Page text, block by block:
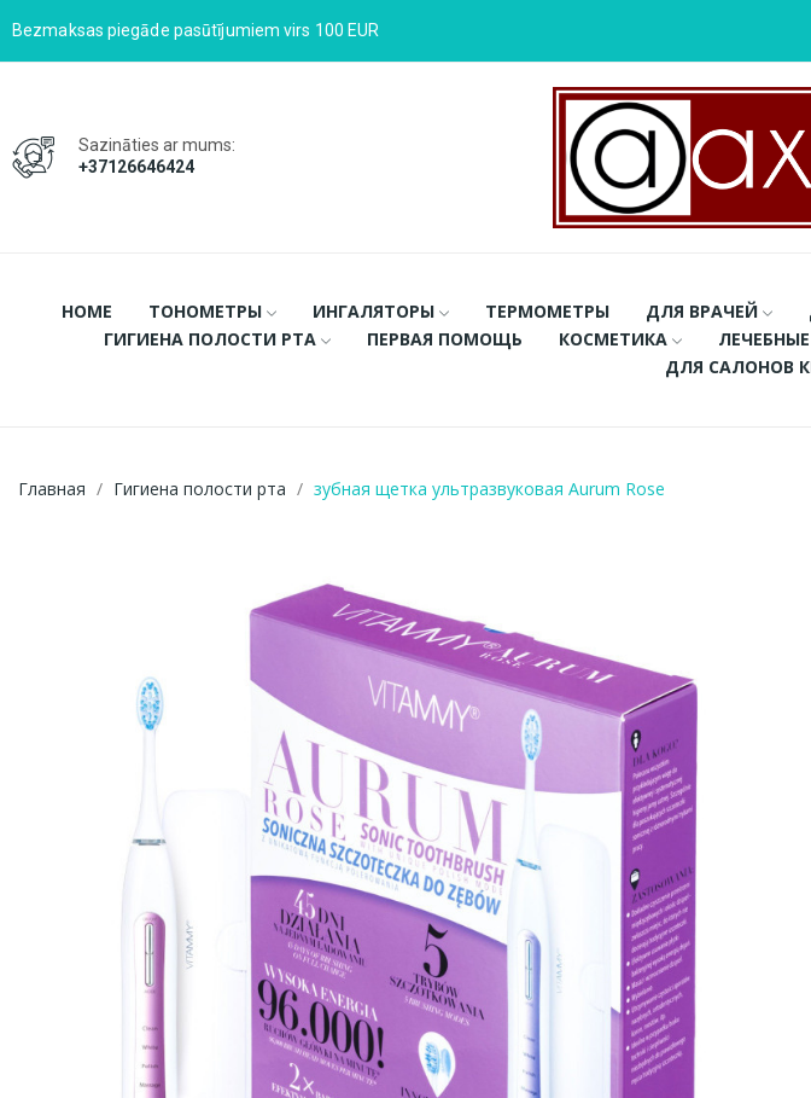
Bezmaksas piegāde pasūtījumiem virs 100 EUR
Sazināties ar mums:
+37126646424
HOME ТОНОМЕТРЫ ИНГАЛЯТОРЫ ТЕРМОМЕТРЫ ДЛЯ ВРАЧЕЙ
ГИГИЕНА ПОЛОСТИ РТА
ПЕРВАЯ ПОМОЩЬ КОСМЕТИКА
ДЛЯ САЛОНОВ
Главная Гигиена полости рта зубная щетка ультразвуковая Aurum Rose